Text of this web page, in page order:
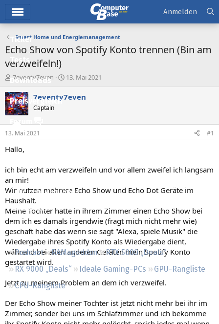
Ticker
Tests
Downloads
Preisvergleich
Forum
Aktuelles
Neue Beiträge
Neueste Aktivitäten
Leserartikel
Regeln
Podcast RAMageddon
RTX 5000 „Deals“
RX 9000 „Deals“
Ideale Gaming-PCs
GPU-Rangliste
CPU-Rangliste
Anmelden
Smart Home und Energiemanagement
Echo Show von Spotify Konto trennen (Bin am
verzweifeln!)
E
r
s
t
e
e
r
7eventy7even
E
s
t
13. Mai 2021
7eventy7even
Captain
13. Mai 2021 #1
Hallo,
ich bin echt am verzweifeln und vor allem zweifel ich langsam
an mir!
Wir nutzen mehrere Echo Show und Echo Dot Geräte im
Haushalt.
Meine Tochter hatte in ihrem Zimmer einen Echo Show bei
dem ich es damals irgendwie (fragt mich nicht mehr wie)
geschaft habe das wenn sie sagt "Alexa, spiele Musik" die
Wiedergabe ihres Spotify Konto als Wiedergabe dient,
während bei allen anderen Geräten mein Spotify Konto
gestartet wird.
Jetzt zu meinem Problem an dem ich verzweifel.
Der Echo Show meiner Tochter ist jetzt nicht mehr bei ihr im
Zimmer, sonder bei uns im Schlafzimmer und ich bekomme